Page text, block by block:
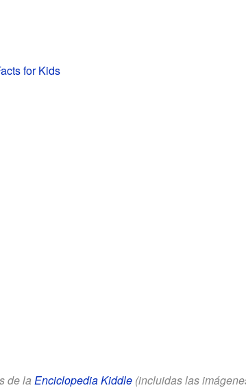
for Kids
de la Enciclopedia Kiddle(incluidas las